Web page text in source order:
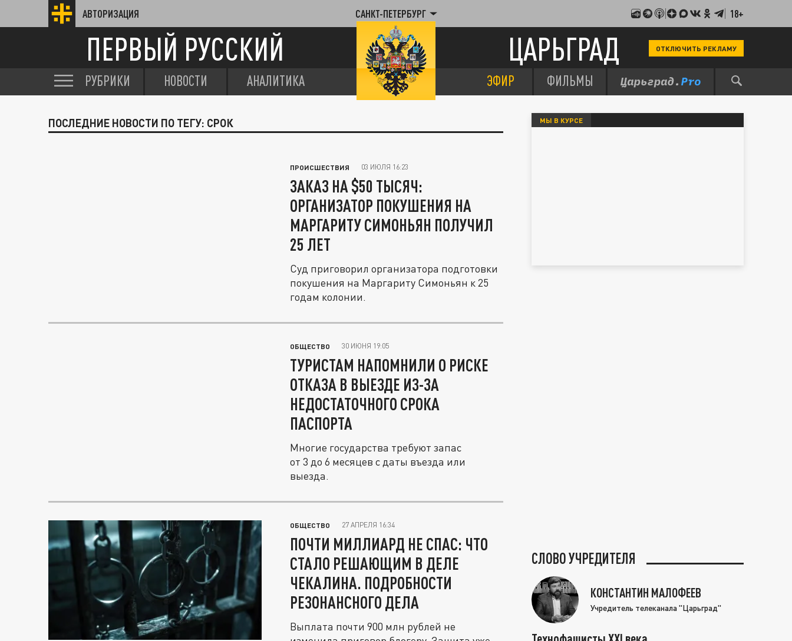
АВТОРИЗАЦИЯ САНКТ-ПЕТЕРБУРГ 18+
ПЕРВЫЙ РУССКИЙ ЦАРЬГРАД ОТКЛЮЧИТЬ РЕКЛАМУ
РУБРИКИ НОВОСТИ АНАЛИТИКА ЭФИР ФИЛЬМЫ
ПОСЛЕДНИЕ НОВОСТИ ПО ТЕГУ: СРОК
ПРОИСШЕСТВИЯ 03 ИЮЛЯ 16:23
ЗАКАЗ НА $50 ТЫСЯЧ:
ОРГАНИЗАТОР ПОКУШЕНИЯ НА
МАРГАРИТУ СИМОНЬЯН ПОЛУЧИЛ
25 ЛЕТ
Суд приговорил организатора подготовки
покушения на Маргариту Симоньян к 25
годам колонии.
ОБЩЕСТВО 30 ИЮНЯ 19:05
ТУРИСТАМ НАПОМНИЛИ О РИСКЕ
ОТКАЗА В ВЫЕЗДЕ ИЗ-ЗА
НЕДОСТАТОЧНОГО СРОКА
ПАСПОРТА
Многие государства требуют запас
от 3 до 6 месяцев с даты въезда или
выезда.
ОБЩЕСТВО 27 АПРЕЛЯ 16:34
ПОЧТИ МИЛЛИАРД НЕ СПАС: ЧТО
СТАЛО РЕШАЮЩИМ В ДЕЛЕ
ЧЕКАЛИНА. ПОДРОБНОСТИ
РЕЗОНАНСНОГО ДЕЛА
Выплата почти 900 млн рублей не
МЫ В КУРСЕ
СЛОВО УЧРЕДИТЕЛЯ
КОНСТАНТИН МАЛОФЕЕВ
Учредитель телеканала "Царьград"